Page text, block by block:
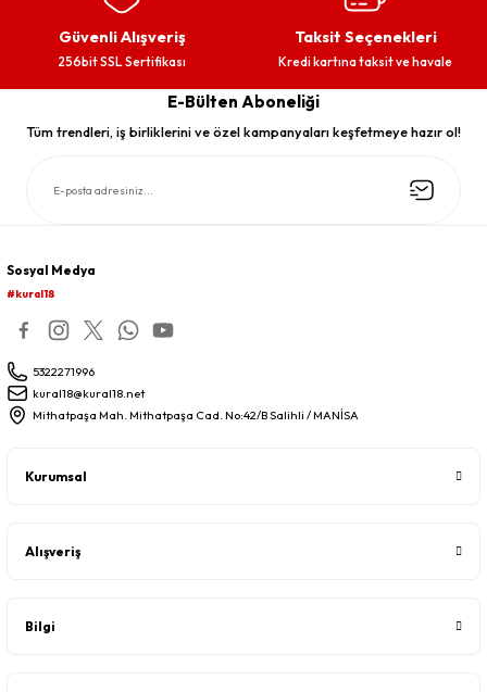
Güvenli Alışveriş
256bit SSL Sertifikası
Taksit Seçenekleri
Kredi kartına taksit ve havale
E-Bülten Aboneliği
Tüm trendleri, iş birliklerini ve özel kampanyaları keşfetmeye hazır ol!
Sosyal Medya
#kural18
5322271996
kural18@kural18.net
Mithatpaşa Mah. Mithatpaşa Cad. No:42/B Salihli / MANİSA
Kurumsal
Alışveriş
Bilgi